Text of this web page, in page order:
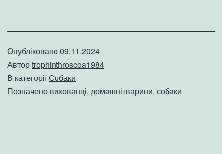
Опубліковано09.11.2024
Авторtrophinthroscoa1984
В категоріїСобаки
Позначено вихованці, домашнітварини, собаки